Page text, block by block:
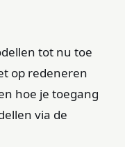
tot nu toe
op redeneren
hoe je toegang
via de